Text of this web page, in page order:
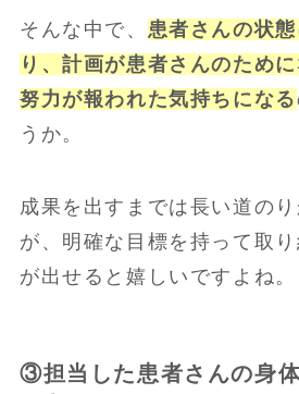
そんな中で、 患者さんの状
り、計画が患者さんのため
努力が報われた気持ちになる
うか。
成果を出すまでは長い道の
が、明確な目標を持って取
が出せると嬉しいですよね。
③担当した患者さんの身